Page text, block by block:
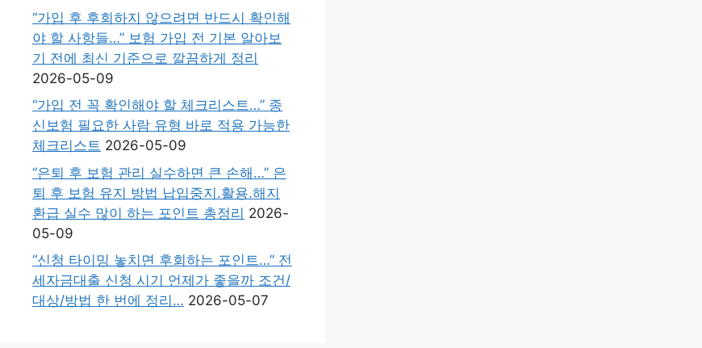
“가입 후 후회하지 않으려면 반드시 확인해
야 할 사항들…” 보험 가입 전 기본 알아보
기 전에 최신 기준으로 깔끔하게 정리
2026-05-09
“가입 전 꼭 확인해야 할 체크리스트…” 종
신보험 필요한 사람 유형 바로 적용 가능한
체크리스트 2026-05-09
“은퇴 후 보험 관리 실수하면 큰 손해…” 은
퇴 후 보험 유지 방법 납입중지.활용.해지
환급 실수 많이 하는 포인트 총정리 2026-
05-09
“신청 타이밍 놓치면 후회하는 포인트…” 전
세자금대출 신청 시기 언제가 좋을까 조건/
대상/방법 한 번에 정리… 2026-05-07